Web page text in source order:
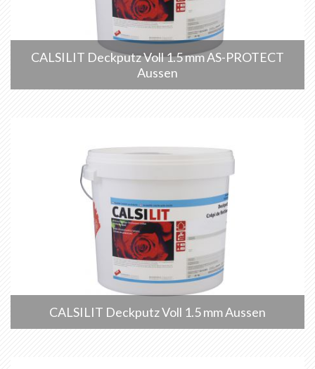
CALSILIT Deckputz Voll 1.5 mm AS-PROTECT
Aussen
CALSILIT Deckputz Voll 1.5 mm Aussen